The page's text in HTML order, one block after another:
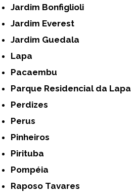
Jardim Bonfiglioli
Jardim Everest
Jardim Guedala
Lapa
Pacaembu
Parque Residencial da Lapa
Perdizes
Perus
Pinheiros
Pirituba
Pompéia
Raposo Tavares